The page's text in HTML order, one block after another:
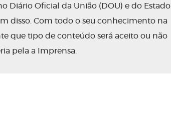
Diário Oficial da União (DOU) e do Estado
disso. Com todo o seu conhecimento na
que tipo de conteúdo será aceito ou não
pela a Imprensa.